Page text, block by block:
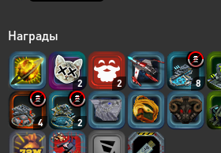
Награды
2 2 8
4 2